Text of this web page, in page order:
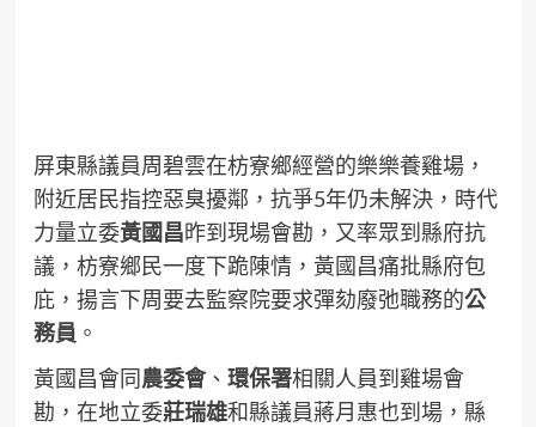
屏東縣議員周碧雲在枋寮鄉經營的樂樂養雞場，
附近居民指控惡臭擾鄰，抗爭5年仍未解決，時代
力量立委黃國昌昨到現場會勘，又率眾到縣府抗
議，枋寮鄉民一度下跪陳情，黃國昌痛批縣府包
庇，揚言下周要去監察院要求彈劾廢弛職務的公
務員 。
黃國昌會同農委會、 環保署相關人員到雞場會
勘，在地立委莊瑞雄和縣議員蔣月惠也到場，縣